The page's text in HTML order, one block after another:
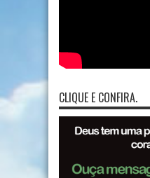
CLIQUE E CONFIRA.